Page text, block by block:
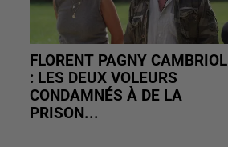
FLORENT PAGNY
: LES DEUX VOLEURS
CONDAMNÉS À DE LA
PRISON...